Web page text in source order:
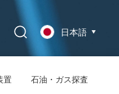
日本語
置 石油・ガス探査